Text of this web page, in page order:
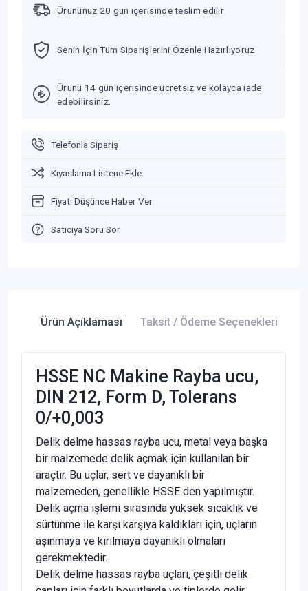
Ürününüz 20 gün içerisinde teslim edilir
Senin İçin Tüm Siparişlerini Özenle Hazırlıyoruz
Ürünü 14 gün içerisinde ücretsiz ve kolayca iade
edebilirsiniz.
Telefonla Sipariş
Kıyaslama Listene Ekle
Fiyatı Düşünce Haber Ver
Satıcıya Soru Sor
Ürün Açıklaması Taksit / Ödeme Seçenekleri
HSSE NC Makine Rayba ucu,
DIN 212, Form D, Tolerans
0/+0,003
Delik delme hassas rayba ucu, metal veya başka
bir malzemede delik açmak için kullanılan bir
araçtır. Bu uçlar, sert ve dayanıklı bir
malzemeden, genellikle HSSE den yapılmıştır.
Delik açma işlemi sırasında yüksek sıcaklık ve
sürtünme ile karşı karşıya kaldıkları için, uçların
aşınmaya ve kırılmaya dayanıklı olmaları
gerekmektedir.
Delik delme hassas rayba uçları, çeşitli delik